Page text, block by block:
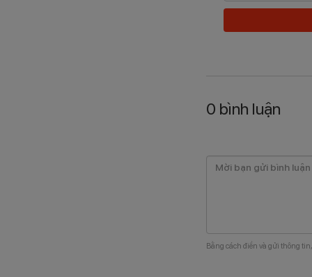
0 bình luận
Bằng cách điền và gửi thông